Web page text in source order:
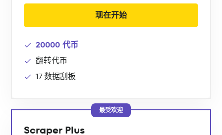
现在开始
20000 代币
翻转代币
17 数据刮板
最受欢迎
Scraper Plus